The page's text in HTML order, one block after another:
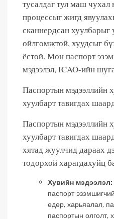
тусалдаг тул маш
процессыг жигд
сканнердсан
ойлгомжтой, хуудсыг
ёстой. Мөн паспорт
мэдээлэл, ICAO-ийн
Паспортын мэдээллийн
хуулбарт тавигдах
Паспортын мэдээллийн
хуулбарт тавигдах
хятад жуулчид дараах
тодорхой харагдахуйц
Хувийн мэдээлэл:
паспорт
өдөр, харьяалал,
паспортын олголт,